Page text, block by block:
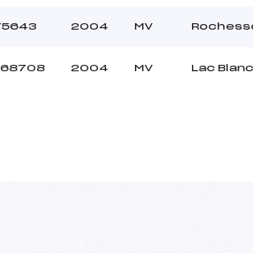
2004 MV
2004 MV Lac